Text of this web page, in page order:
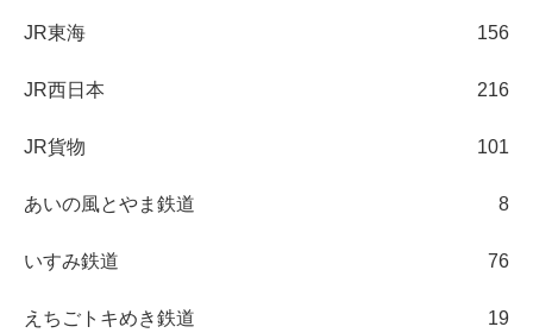
JR東海 156
JR西日本 216
JR貨物 101
あいの風とやま鉄道 8
いすみ鉄道 76
えちごトキめき鉄道 19